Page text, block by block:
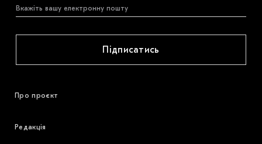
Підписатись
Про проєкт
Редакція